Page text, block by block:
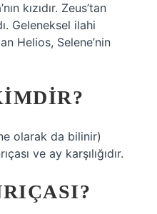
kızıdır. Zeus’tan
Geleneksel ilahi
Helios, Selene’nin
olarak da bilinir)
ve ay karşılığıdır.